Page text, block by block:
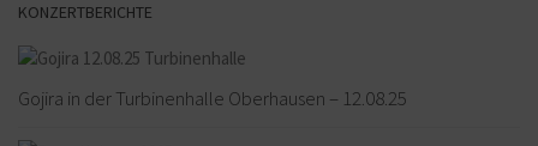
KONZERTBERICHTE
Gojira in der Turbinenhalle Oberhausen – 12.08.25